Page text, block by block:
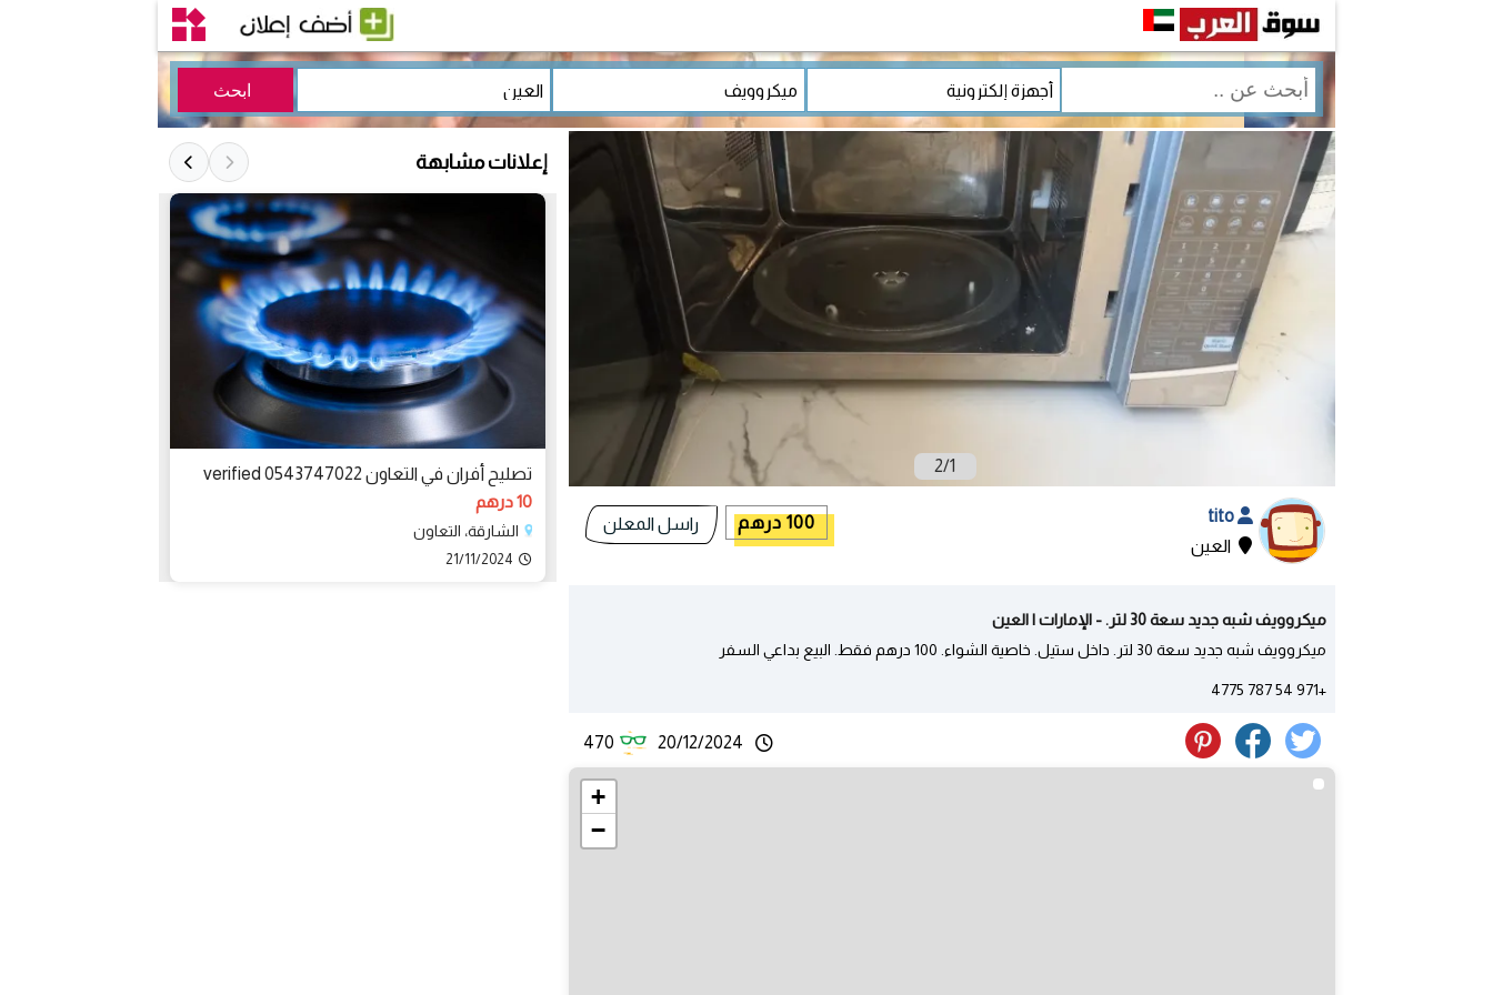
1
/
2
العين
100 درهم راسل المعلن
ميكروويف شبه جديد سعة 30 لتر. - الإمارات | العين
ميكروويف شبه جديد سعة 30 لتر. داخل ستيل. خاصية الشواء. 100 درهم فقط. البيع بداعي السفر
+971 54 787 4775
20/12/2024
470
+
−
إعلانات مشابهة
تصليح أفران في التعاون 0543747022 verified
10 درهم
الشارقة، التعاون
21/11/2024